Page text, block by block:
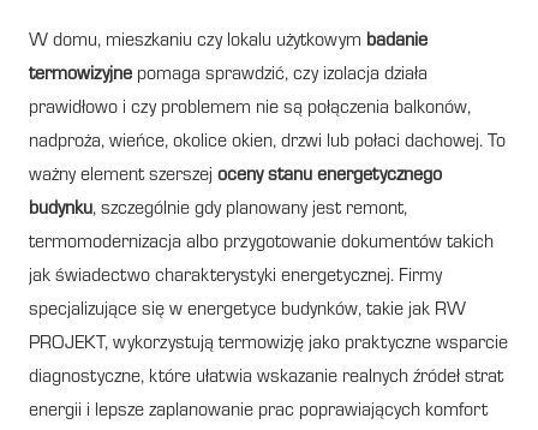
W domu, mieszkaniu czy lokalu użytkowym badanie
termowizyjne pomaga sprawdzić, czy izolacja działa
prawidłowo i czy problemem nie są połączenia balkonów,
nadproża, wieńce, okolice okien, drzwi lub połaci dachowej. To
ważny element szerszej oceny stanu energetycznego
budynku, szczególnie gdy planowany jest remont,
termomodernizacja albo przygotowanie dokumentów takich
jak świadectwo charakterystyki energetycznej. Firmy
specjalizujące się w energetyce budynków, takie jak RW
PROJEKT, wykorzystują termowizję jako praktyczne wsparcie
diagnostyczne, które ułatwia wskazanie realnych źródeł strat
energii i lepsze zaplanowanie prac poprawiających komfort